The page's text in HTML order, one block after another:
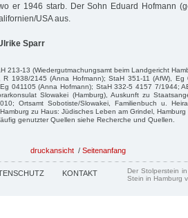
er 1946 starb. Der Sohn Eduard Hofmann
USA aus.
Sparr
213-13 (Wiedergutmachungsamt beim Landgericht
R 1938/2145 (Anna Hofmann); StaH 351-11 (AfW), Eg
041105 (Anna Hofmann); StaH 332-5 4157 7/1944;
Slowakei (Hamburg), Auskunft zu
Ortsamt Sobotiste/Slowakei, Familienbuch u.
zu Haus: Jüdisches Leben am Grindel,
genutzter Quellen siehe Recherche und Quellen.
druckansicht / Seitenanfang
KONTAKT
Der Stolperstein
Stein in Hamburg